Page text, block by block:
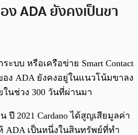
ง ADA ยังคงเป็นขา
บบ หรือเครือข่าย Smart Contact
ง ADA ยังคงอยู่ในแนวโน้มขาลง
นช่วง 300 วันที่ผ่านมา
ปี 2021 Cardano ได้สูญเสียมูลค่า
ADA เป็นหนึ่งในสินทรัพย์ที่ทำ